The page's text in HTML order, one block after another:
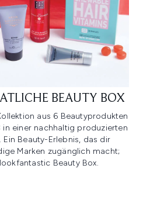
BEAUTY BOX
aus 6 Beautyprodukten
einer nachhaltig produzierten
Beauty-Erlebnis, das dir
Marken zugänglich macht;
Beauty Box.